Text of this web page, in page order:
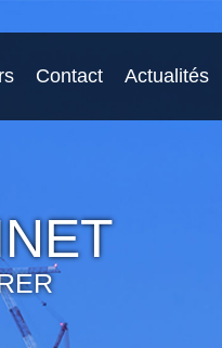
Contact Actualités